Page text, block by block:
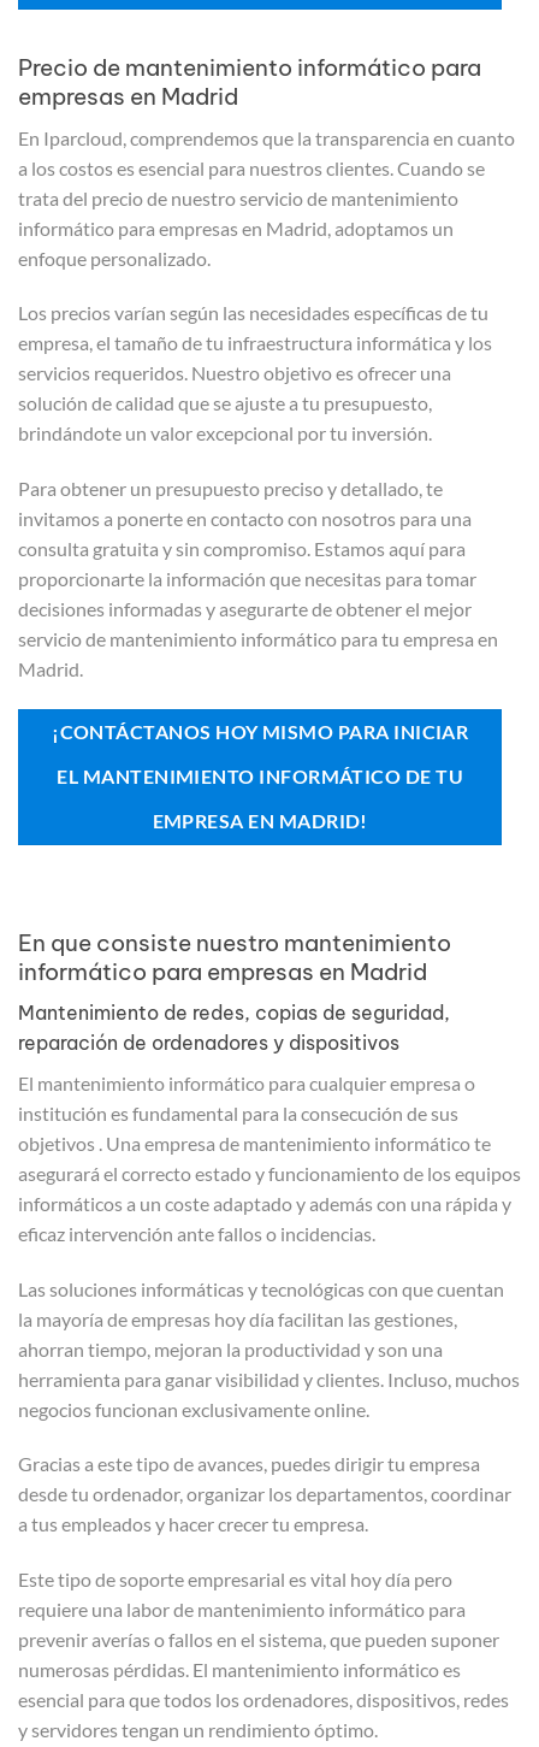
Precio de mantenimiento informático para
empresas en Madrid
En Iparcloud, comprendemos que la transparencia en cuanto
a los costos es esencial para nuestros clientes. Cuando se
trata del precio de nuestro servicio de mantenimiento
informático para empresas en Madrid, adoptamos un
enfoque personalizado.
Los precios varían según las necesidades específicas de tu
empresa, el tamaño de tu infraestructura informática y los
servicios requeridos. Nuestro objetivo es ofrecer una
solución de calidad que se ajuste a tu presupuesto,
brindándote un valor excepcional por tu inversión.
Para obtener un presupuesto preciso y detallado, te
invitamos a ponerte en contacto con nosotros para una
consulta gratuita y sin compromiso. Estamos aquí para
proporcionarte la información que necesitas para tomar
decisiones informadas y asegurarte de obtener el mejor
servicio de mantenimiento informático para tu empresa en
Madrid.
¡CONTÁCTANOS HOY MISMO PARA INICIAR
EL MANTENIMIENTO INFORMÁTICO DE TU
EMPRESA EN MADRID!
En que consiste nuestro mantenimiento
informático para empresas en Madrid
Mantenimiento de redes, copias de seguridad,
reparación de ordenadores y dispositivos
El mantenimiento informático para cualquier empresa o
institución es fundamental para la consecución de sus
objetivos . Una empresa de mantenimiento informático te
asegurará el correcto estado y funcionamiento de los equipos
informáticos a un coste adaptado y además con una rápida y
eficaz intervención ante fallos o incidencias.
Las soluciones informáticas y tecnológicas con que cuentan
la mayoría de empresas hoy día facilitan las gestiones,
ahorran tiempo, mejoran la productividad y son una
herramienta para ganar visibilidad y clientes. Incluso, muchos
negocios funcionan exclusivamente online.
Gracias a este tipo de avances, puedes dirigir tu empresa
desde tu ordenador, organizar los departamentos, coordinar
a tus empleados y hacer crecer tu empresa.
Este tipo de soporte empresarial es vital hoy día pero
requiere una labor de mantenimiento informático para
prevenir averías o fallos en el sistema, que pueden suponer
numerosas pérdidas. El mantenimiento informático es
esencial para que todos los ordenadores, dispositivos, redes
y servidores tengan un rendimiento óptimo.